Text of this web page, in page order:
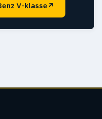
V-klasse ↗